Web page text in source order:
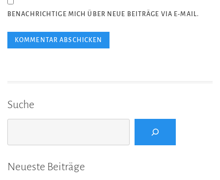
BENACHRICHTIGE MICH ÜBER NEUE BEITRÄGE VIA E-MAIL.
Suche
Neueste Beiträge